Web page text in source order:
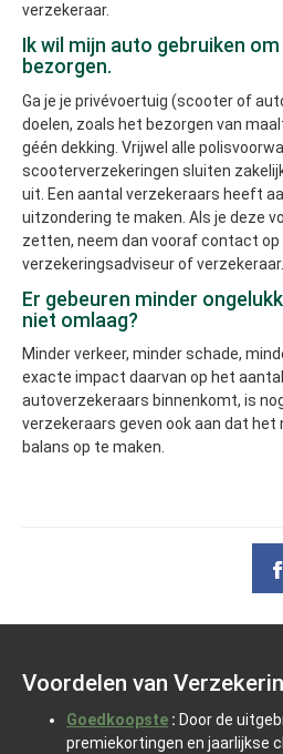
verzekeraar.
Ik wil mijn auto gebruiken
bezorgen.
Ga je je privévoertuig (scooter of
doelen, zoals het bezorgen van
géén dekking. Vrijwel alle
scooterverzekeringen sluiten
uit. Een aantal verzekeraars heeft
uitzondering te maken. Als je deze
zetten, neem dan vooraf contact op
verzekeringsadviseur of verzekeraar.
Er gebeuren minder
niet omlaag?
Minder verkeer, minder schade,
exacte impact daarvan op het
autoverzekeraars binnenkomt, is
verzekeraars geven ook aan dat het
balans op te maken.
Voordelen van
Goedkoopste : Door de
premiekortingen en jaarlijkse